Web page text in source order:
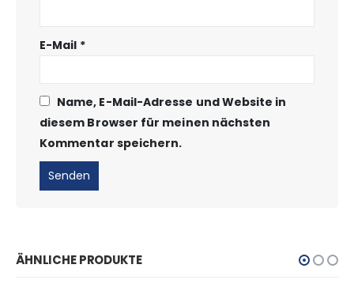
E-Mail *
Name, E-Mail-Adresse und Website in
diesem Browser für meinen nächsten
Kommentar speichern.
ÄHNLICHE PRODUKTE